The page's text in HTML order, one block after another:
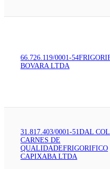
66.726.119/0001-54
BOVARA LTDA
31.817.403/0001-51 DAL COL
CARNES DE
QUALIDADEFRIGORIFICO
CAPIXABA LTDA